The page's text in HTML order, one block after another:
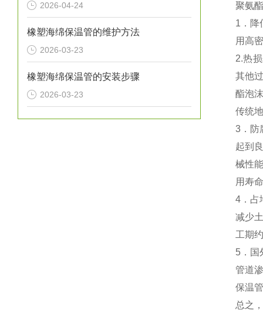
2026-04-24
橡塑海绵保温管的维护方法
2026-03-23
橡塑海绵保温管的安装步骤
2026-03-23
聚氨
1．降
用高
2.热
其他
酯泡
传统
3．防
起到
械性
用寿
4．占
减少
工期
5．国
管道
保温
总之